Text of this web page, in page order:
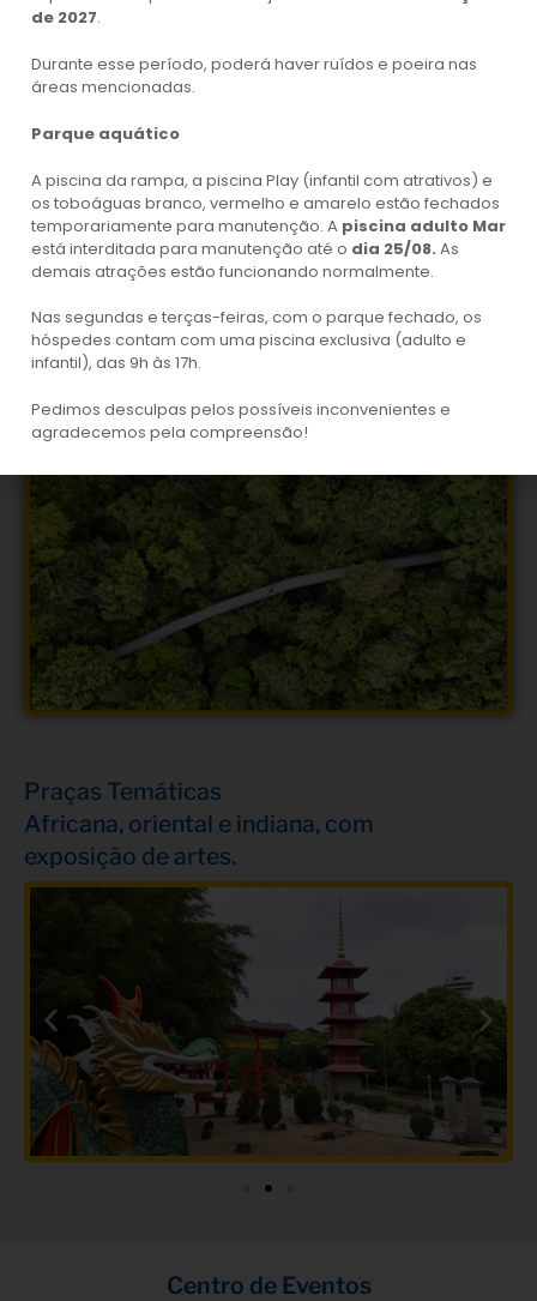
A piscina da rampa e a piscina Play (infantil com atrativos) estão fechadas
A piscina infantil Mar está fechada para manutenção do dia 05/04
após as 17 horas, até a reabertura prevista para o dia 22/04 (sexta-feira).
Pavilhão de Exposições
Com área de 4.010,65 m² no andar térreo e
2.235,0 m² no andar superior.
Com trilha ecológica com 3. 260m
Praças Temáticas
Africana, oriental e indiana, com
exposição de artes.
Centro de Eventos
de 2027.
Durante esse período, poderá haver ruídos e poeira nas
áreas mencionadas.
Parque aquático
A piscina da rampa, a piscina Play (infantil com atrativos) e
os toboáguas branco, vermelho e amarelo estão fechados
temporariamente para manutenção. A piscina adulto Mar
está interditada para manutenção até o dia 25/08. As
demais atrações estão funcionando normalmente.
Nas segundas e terças-feiras, com o parque fechado, os
hóspedes contam com uma piscina exclusiva (adulto e
infantil), das 9h às 17h.
Pedimos desculpas pelos possíveis inconvenientes e
agradecemos pela compreensão!